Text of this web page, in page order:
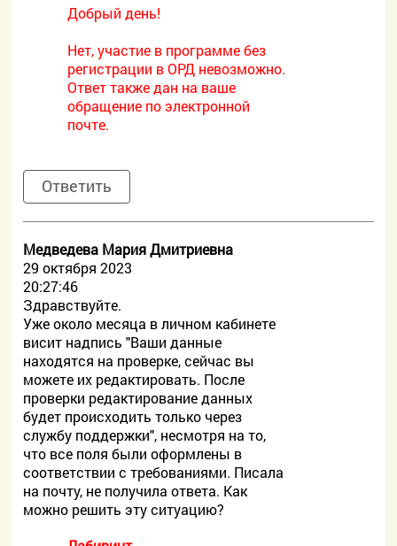
Добрый день!
Нет, участие в программе без
регистрации в ОРД невозможно.
Ответ также дан на ваше
обращение по электронной
почте.
Ответить
Медведева Мария Дмитриевна
29 октября 2023
20:27:46
Здравствуйте.
Уже около месяца в личном кабинете
висит надпись "Ваши данные
находятся на проверке, сейчас вы
можете их редактировать. После
проверки редактирование данных
будет происходить только через
службу поддержки", несмотря на то,
что все поля были оформлены в
соответствии с требованиями. Писала
на почту, не получила ответа. Как
можно решить эту ситуацию?